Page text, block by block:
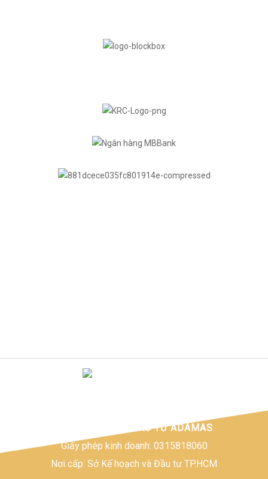
CÔNG TY TNHH ĐẦU TƯ ADAMAS
Giấy phép kinh doanh: 0315818060
Nơi cấp: Sở Kế hoạch và Đầu tư TP.HCM